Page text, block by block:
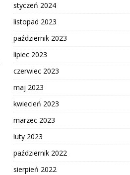
styczeń 2024
listopad 2023
październik 2023
lipiec 2023
czerwiec 2023
maj 2023
kwiecień 2023
marzec 2023
luty 2023
październik 2022
sierpień 2022